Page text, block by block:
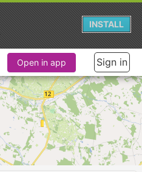
Open in app Sign in
INSTALL